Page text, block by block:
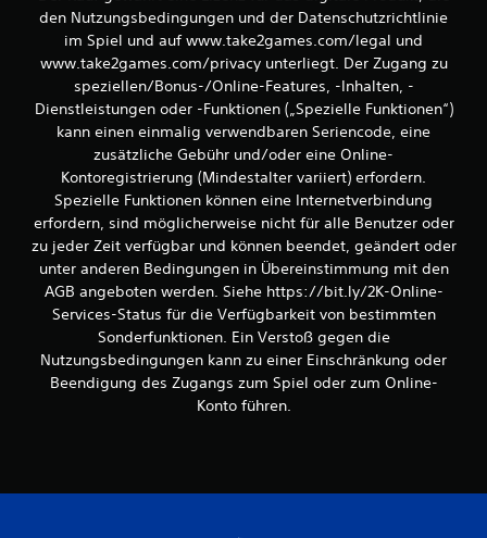
e
r
t
u
n
g
e
n
den Nutzungsbedingungen und der Datenschutzrichtlinie
im Spiel und auf www.take2games.com/legal und
www.take2games.com/privacy unterliegt. Der Zugang zu
speziellen/Bonus-/Online-Features, -Inhalten, -
Dienstleistungen oder -Funktionen („Spezielle Funktionen“)
kann einen einmalig verwendbaren Seriencode, eine
zusätzliche Gebühr und/oder eine Online-
Kontoregistrierung (Mindestalter variiert) erfordern.
Spezielle Funktionen können eine Internetverbindung
erfordern, sind möglicherweise nicht für alle Benutzer oder
zu jeder Zeit verfügbar und können beendet, geändert oder
unter anderen Bedingungen in Übereinstimmung mit den
AGB angeboten werden. Siehe https://bit.ly/2K-Online-
Services-Status für die Verfügbarkeit von bestimmten
Sonderfunktionen. Ein Verstoß gegen die
Nutzungsbedingungen kann zu einer Einschränkung oder
Beendigung des Zugangs zum Spiel oder zum Online-
Konto führen.